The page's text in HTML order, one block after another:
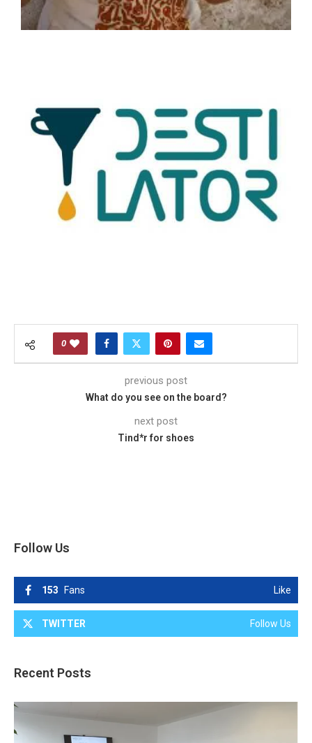
0
previous post
What do you see on the board?
next post
Tind*r for shoes
Follow Us
153 Fans Like
TWITTER Follow Us
Recent Posts